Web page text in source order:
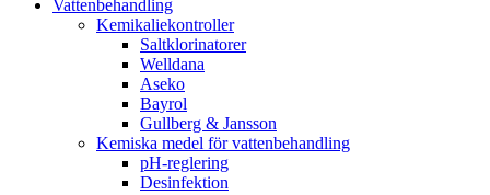
Vattenbehandling
Kemikaliekontroller
Saltklorinatorer
Welldana
Aseko
Bayrol
Gullberg & Jansson
Kemiska medel för vattenbehandling
pH-reglering
Desinfektion